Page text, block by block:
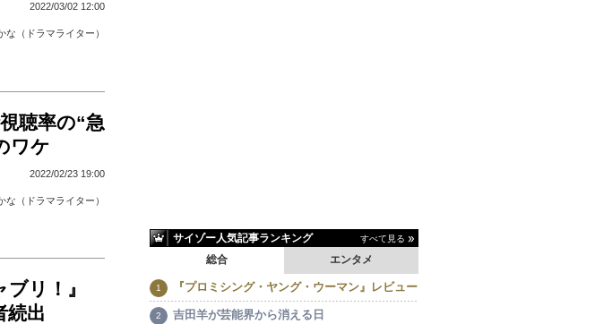
2022/03/02 12:00
な（ドラマライター）
聴率の“急
ワケ
2022/02/23 19:00
な（ドラマライター）
リ！』
続出
サイゾー人気記事ランキング すべて見る
エンタメ
総合
『プロミシング・ヤング・ウーマン』レビュー
吉田羊が芸能界から消える日